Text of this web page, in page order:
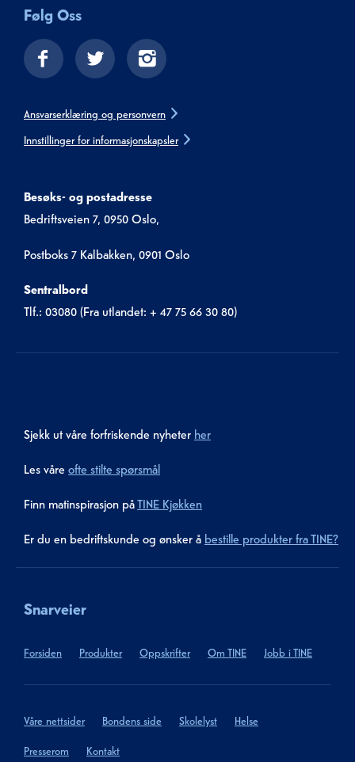
Følg Oss
Ansvarserklæring og personvern
Innstillinger for informasjonskapsler
Besøks- og postadresse
Bedriftsveien 7, 0950 Oslo,
Postboks 7 Kalbakken, 0901 Oslo
Sentralbord
Tlf.: 03080 (Fra utlandet: + 47 75 66 30 80)
Sjekk ut våre forfriskende nyheter her
Les våre ofte stilte spørsmål
Finn matinspirasjon påTINE Kjøkken
Er du en bedriftskunde og ønsker å bestille produkter fra TINE?
Snarveier
Forsiden Produkter Oppskrifter Om TINE Jobb i TINE
Våre nettsider Bondens side Skolelyst Helse
Presserom Kontakt